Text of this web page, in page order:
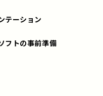
テーション
フトの事前準備